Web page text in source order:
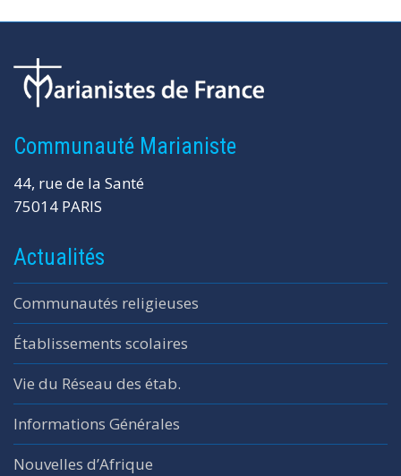
Communauté Marianiste
44, rue de la Santé
75014 PARIS
Actualités
Communautés religieuses
Établissements scolaires
Vie du Réseau des étab.
Informations Générales
Nouvelles d’Afrique